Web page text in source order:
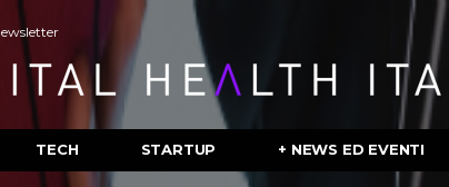
TECH STARTUP + NEWS ED EVENTI